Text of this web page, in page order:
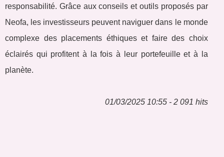
responsabilité. Grâce aux conseils et outils proposés par
Neofa, les investisseurs peuvent naviguer dans le monde
complexe des placements éthiques et faire des choix
éclairés qui profitent à la fois à leur portefeuille et à la
planète.
01/03/2025 10:55 - 2 091 hits